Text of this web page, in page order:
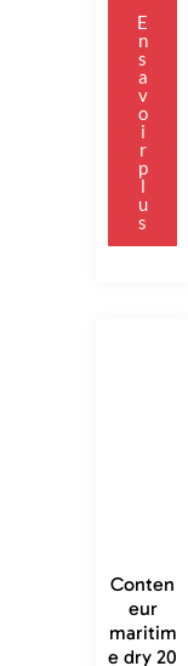
E
n
s
a
v
o
i
r
p
l
u
s
Conten
eur
maritim
e dry 20